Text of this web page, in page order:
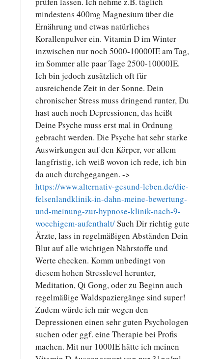
mindestens 400mg Magnesium über die
Ernährung und etwas natürliches
Korallenpulver ein. Vitamin D im Winter
inzwischen nur noch 5000-10000IE am Tag,
im Sommer alle paar Tage 2500-10000IE.
Ich bin jedoch zusätzlich oft für
ausreichende Zeit in der Sonne. Dein
chronischer Stress muss dringend runter, Du
hast auch noch Depressionen, das heißt
Deine Psyche muss erst mal in Ordnung
gebracht werden. Die Psyche hat sehr starke
Auswirkungen auf den Körper, vor allem
langfristig, ich weiß wovon ich rede, ich bin
da auch durchgegangen. ->
https://www.alternativ-gesund-leben.de/die-
felsenlandklinik-in-dahn-meine-bewertung-
und-meinung-zur-hypnose-klinik-nach-9-
woechigem-aufenthalt/Such Dir richtig gute
Ärzte, lass in regelmäßigen Abständen Dein
Blut auf alle wichtigen Nährstoffe und
Werte checken. Komm unbedingt von
diesem hohen Stresslevel herunter,
Meditation, Qi Gong, oder zu Beginn auch
regelmäßige Waldspaziergänge sind super!
Zudem würde ich mir wegen den
Depressionen einen sehr guten Psychologen
suchen oder ggf. eine Therapie bei Profis
machen. Mit nur 1000IE hätte ich meinen